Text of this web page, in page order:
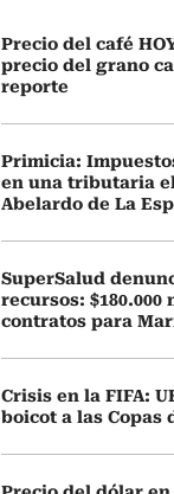
Precio del café
precio del grano
reporte
Primicia:
en una tributaria
Abelardo de La
SuperSalud
recursos: $180.000
contratos para
Crisis en la FIFA:
boicot a las Copas